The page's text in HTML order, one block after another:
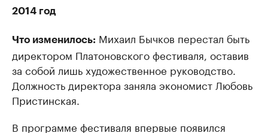
2014 год
Что изменилось: Михаил Бычков перестал быть
директором Платоновского фестиваля, оставив
за собой лишь художественное руководство.
Должность директора заняла экономист Любовь
Пристинская.
В программе фестиваля впервые появился